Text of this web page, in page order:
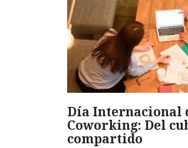
Día Internacional
Coworking: Del
compartido